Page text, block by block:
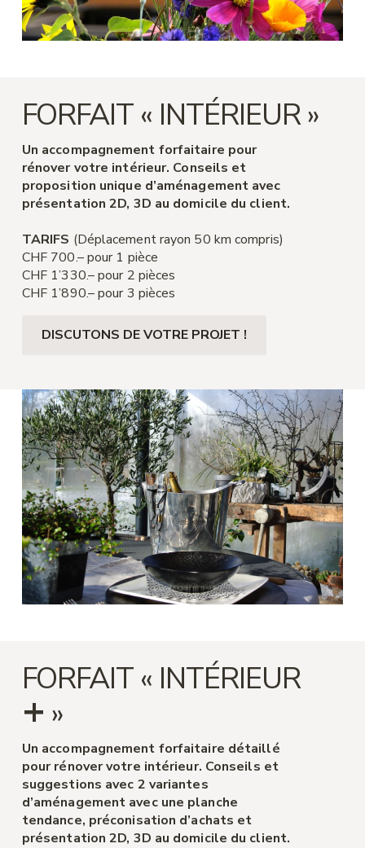
FORFAIT « INTÉRIEUR »
Un accompagnement forfaitaire pour
rénover votre intérieur. Conseils et
proposition unique d’aménagement avec
présentation 2D, 3D au domicile du client.
TARIFS (Déplacement rayon 50 km compris)
CHF 700.– pour 1 pièce
CHF 1’330.– pour 2 pièces
CHF 1’890.– pour 3 pièces
DISCUTONS DE VOTRE PROJET !​
FORFAIT « INTÉRIEUR
+ »
Un accompagnement forfaitaire détaillé
pour rénover votre intérieur. Conseils et
suggestions avec 2 variantes
d’aménagement avec une planche
tendance, préconisation d’achats et
présentation 2D, 3D au domicile du client.